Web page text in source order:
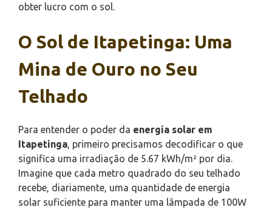
obter lucro com o sol.
O Sol de Itapetinga: Uma
Mina de Ouro no Seu
Telhado
Para entender o poder da energia solar em
Itapetinga , primeiro precisamos decodificar o que
significa uma irradiação de 5.67 kWh/m² por dia.
Imagine que cada metro quadrado do seu telhado
recebe, diariamente, uma quantidade de energia
solar suficiente para manter uma lâmpada de 100W